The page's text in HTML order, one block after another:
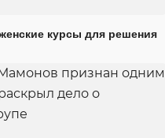
курсы для решения